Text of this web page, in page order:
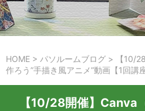
HOME > パソルームブログ >
【10/
作ろう”手描き風アニメ”動画【1回講座
【10/28開催】Canva